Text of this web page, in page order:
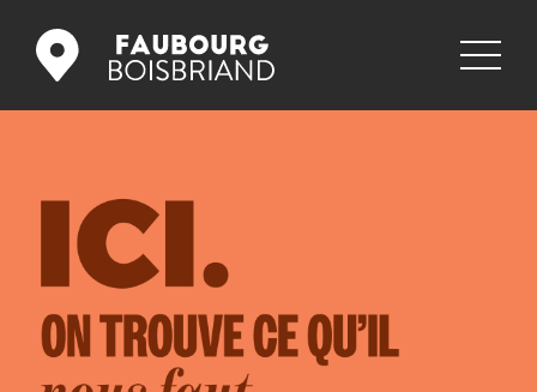
RESTAURANTS
PROMOS
NOUVELLES